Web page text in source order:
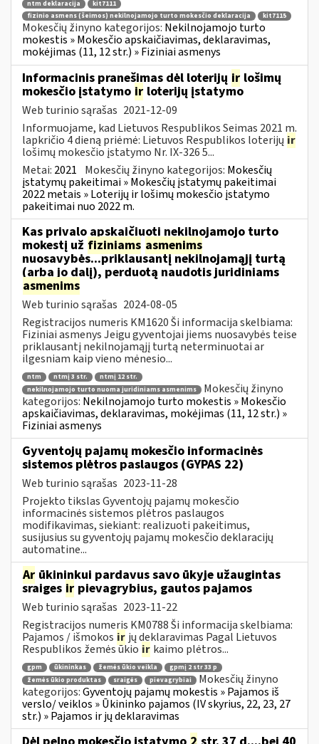
ntm deklaracija
kit7111
fizinio asmens (šeimos) nekilnojamojo turto mokesčio deklaracija
kit7115
Mokesčių žinyno kategorijos: Nekilnojamojo turto
mokestis » Mokesčio apskaičiavimas, deklaravimas,
mokėjimas (11, 12 str.) » Fiziniai asmenys
Informacinis pranešimas dėl loterijų ir lošimų
mokesčio įstatymo ir loterijų įstatymo
Web turinio sąrašas 2021-12-09
Informuojame, kad Lietuvos Respublikos Seimas 2021 m.
lapkričio 4 dieną priėmė: Lietuvos Respublikos loterijų ir
lošimų mokesčio įstatymo Nr. IX-326 5...
Metai: 2021 Mokesčių žinyno kategorijos: Mokesčių
įstatymų pakeitimai » Mokesčių įstatymų pakeitimai
2022 metais » Loterijų ir lošimų mokesčio įstatymo
pakeitimai nuo 2022 m.
Kas privalo apskaičiuoti nekilnojamojo turto
mokestį už fiziniams asmenims
nuosavybės...priklausantį nekilnojamąjį turtą
(arba jo dalį), perduotą naudotis juridiniams
asmenims
Web turinio sąrašas 2024-08-05
Registracijos numeris KM1620 Ši informacija skelbiama:
Fiziniai asmenys Jeigu gyventojai jiems nuosavybės teise
priklausantį nekilnojamąjį turtą neterminuotai ar
ilgesniam kaip vieno mėnesio...
ntm ntmį 3 str.
ntmį 12 str.
nekilnojamojo turto nuoma juridiniams asmenims
Mokesčių žinyno
kategorijos: Nekilnojamojo turto mokestis » Mokesčio
apskaičiavimas, deklaravimas, mokėjimas (11, 12 str.) »
Fiziniai asmenys
Gyventojų pajamų mokesčio informacinės
sistemos plėtros paslaugos (GYPAS 22)
Web turinio sąrašas 2023-11-28
Projekto tikslas Gyventojų pajamų mokesčio
informacinės sistemos plėtros paslaugos
modifikavimas, siekiant: realizuoti pakeitimus,
susijusius su gyventojų pajamų mokesčio deklaracijų
automatine...
Ar ūkininkui pardavus savo ūkyje užaugintas
sraiges ir pievagrybius, gautos pajamos
Web turinio sąrašas 2023-11-22
Registracijos numeris KM0788 Ši informacija skelbiama:
Pajamos / išmokos ir jų deklaravimas Pagal Lietuvos
Respublikos žemės ūkio ir kaimo plėtros...
gpm ūkininkas žemės ūkio veikla
gpmį 2 str 33 p
žemės ūkio produktas
sraigės pievagrybiai
Mokesčių žinyno
kategorijos:Gyventojų pajamų mokestis » Pajamos iš
verslo/ veiklos » Ūkininko pajamos (IV skyrius, 22, 23, 27
str.) » Pajamos ir jų deklaravimas